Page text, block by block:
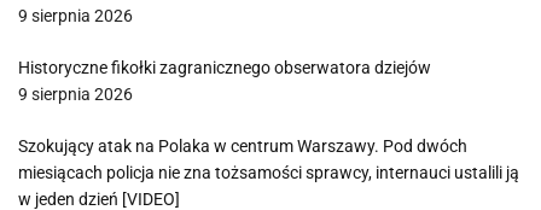
9 sierpnia 2026
Historyczne fikołki zagranicznego obserwatora dziejów
9 sierpnia 2026
Szokujący atak na Polaka w centrum Warszawy. Pod dwóch
miesiącach policja nie zna tożsamości sprawcy, internauci ustalili ją
w jeden dzień [VIDEO]